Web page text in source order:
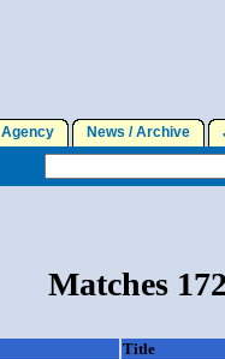
Agency News / Archive
Matches
Title